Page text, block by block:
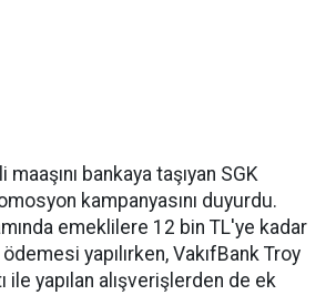
bankaya taşıyan SGK
kampanyasını duyurdu.
emeklilere 12 bin TL'ye kadar
yapılırken, VakıfBank Troy
ile yapılan alışverişlerden de ek